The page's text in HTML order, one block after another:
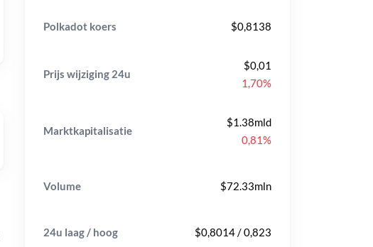
Polkadot koers $0,8138
Prijs wijziging 24u
$0,01
1,70%
Marktkapitalisatie
$1.38mld
0,81%
Volume $72.33mln
24u laag / hoog $0,8014 / 0,823